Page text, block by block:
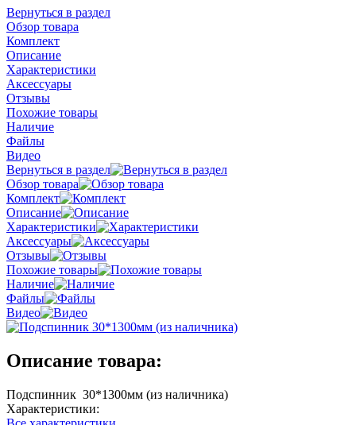
Вернуться в раздел
Обзор товара
Комплект
Описание
Характеристики
Аксессуары
Отзывы
Похожие товары
Наличие
Файлы
Видео
Вернуться в раздел
Обзор товара
Комплект
Описание
Характеристики
Аксессуары
Отзывы
Похожие товары
Наличие
Файлы
Видео
Описание товара:
Подспинник 30*1300мм (из наличника)
Характеристики: